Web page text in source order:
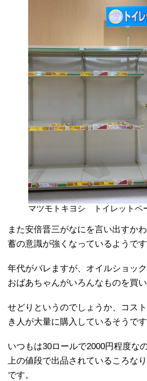
マツモトキヨシ トイレットペ
また安倍晋三がなにを言い出すか
蓄の意識が強くなっているようです
年代がバレますが、オイルショック
おばあちゃんがいろんなものを買い
せどりというのでしょうか、コス
き人が大量に購入しているそうです
いつもは30ロールで2000円程度な
上の値段で出品されているころな
です。